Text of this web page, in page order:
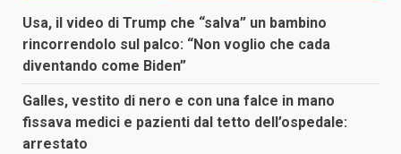
Usa, il video di Trump che “salva” un bambino
rincorrendolo sul palco: “Non voglio che cada
diventando come Biden”
Galles, vestito di nero e con una falce in mano
fissava medici e pazienti dal tetto dell’ospedale:
arrestato